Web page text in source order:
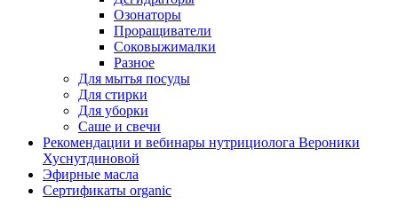
Озонаторы
Проращиватели
Соковыжималки
Разное
Для мытья посуды
Для стирки
Для уборки
Саше и свечи
Рекомендации и вебинары нутрициолога Вероники
Хуснутдиновой
Эфирные масла
Сертификаты organic